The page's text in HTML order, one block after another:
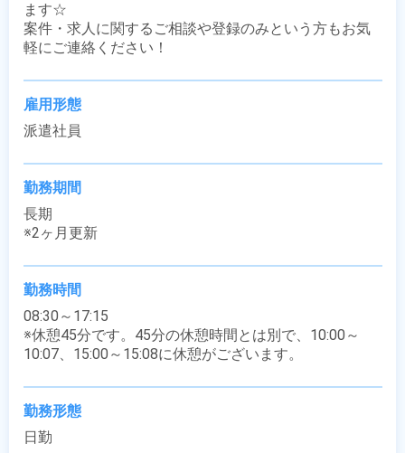
ます☆
案件・求人に関するご相談や登録のみという方もお気
軽にご連絡ください！
雇用形態
派遣社員
勤務期間
長期
※2ヶ月更新
勤務時間
08:30～17:15
※休憩45分です。45分の休憩時間とは別で、10:00～
10:07、15:00～15:08に休憩がございます。
勤務形態
日勤